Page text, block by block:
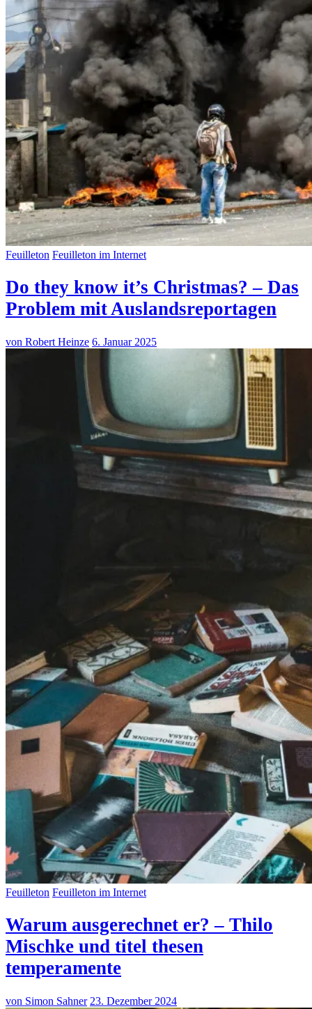
Feuilleton Feuilleton im Internet
Do they know it’s Christmas? – Das
Problem mit Auslandsreportagen
von Robert Heinze 6. Januar 2025
Feuilleton Feuilleton im Internet
Warum ausgerechnet er? – Thilo
Mischke und titel thesen
temperamente
von Simon Sahner 23. Dezember 2024